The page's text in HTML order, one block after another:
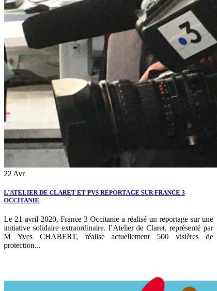
22 Avr
L’ATELIER DE CLARET ET PVS REPORTAGE SUR FRANCE 3
OCCITANIE
Le 21 avril 2020, France 3 Occitanie a réalisé un reportage sur une
initiative solidaire extraordinaire. l’Atelier de Claret, représenté par
M Yves CHABERT, réalise actuellement 500 visières de
protection...